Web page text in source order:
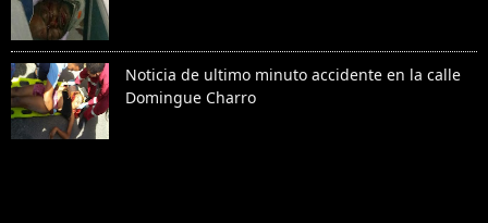
Noticia de ultimo minuto accidente en la calle
Domingue Charro